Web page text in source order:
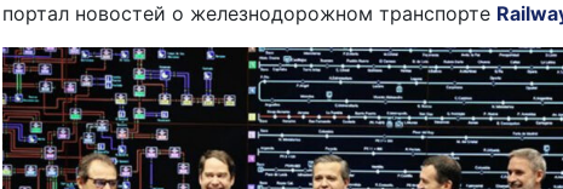
портал новостей о железнодорожном транспорте